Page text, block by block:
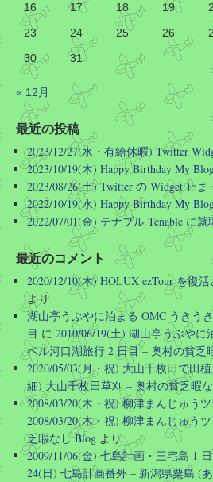
ですので「四条のバス停に
されても「どの四条ですか
のです
なお、町名だけ聞かれても同
Hirotoshi Okumura
このような SPAMMER を支援
共イベントで実際に使用して
を国の公共機関といってよい
を違法にする必要があるので
て年に数千円なんだから、国
よ…
Twitter
さらに読み込
16
17 18 19
23
24 25 26
30
31
« 12月
最近の投稿
2023/12/27(水・有給休暇) Twitter
2023/10/19(木) Happy Birthday My
2023/08/26(土) Twitter の Widget 止
2022/10/19(水) Happy Birthday My
2022/07/01(金) テナブル Tenable に就
最近のコメント
2020/12/10(木) HOLUX ezTour を復
より
湖山亭うぶやに泊まる OMC うきう
目 に 2010/06/19(土) 湖山亭うぶやに
ベル河口湖旅行 2 日目 – 奥村の貧乏
2020/05/03(月・祝) 大山千枚田で田植
細) 大山千枚田草刈 – 奥村の貧乏暇
2008/03/20(木・祝) 柳津まんじゅう
2008/03/20(木・祝) 柳津まんじゅう
乏暇なし Blog より
2009/11/06(金) 七島計画・三宅島 1
24(日) 七島計画番外 – 新潟県粟島 (